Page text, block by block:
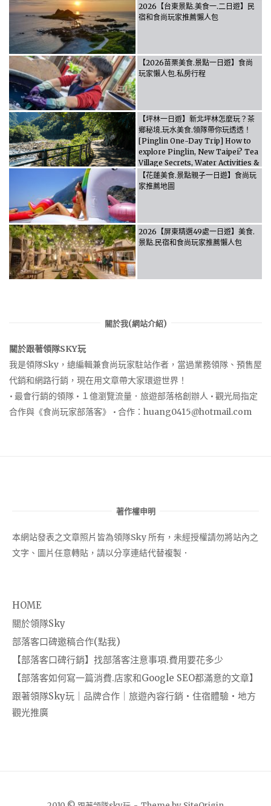
2026【台東景點.美食一.二日遊】民
宿和食尚玩家推薦懶人包
【2026苗栗美食.景點一日遊】食尚
玩家懶人包.私房行程
【坪林一日遊】新北坪林怎麼玩？茶
鄉秘境.玩水美食.領隊帶你玩透透！
[Pinglin One-Day Trip] How to
explore Pinglin, New Taipei? Tea
Village Secrets, Water Activities &
Food, Let the guide take you
through it all!
【花蓮美食.景點親子一日遊】食尚玩
家推薦地圖
2026【屏東精選49處一日遊】美食.
景點.民宿和食尚玩家推薦懶人包
關於我(網站介紹)
關於跟著領隊SKY玩
我是領隊Sky，總編輯兼食尚玩家駐站作者，當過業務領隊、預售屋
代銷和網路行銷，現在用文章帶大家環遊世界！
• 最會行銷的領隊 • １億瀏覽流量．旅遊部落格創辦人 • 觀光局指定
合作與《食尚玩家部落客》 • 合作： huang0415@hotmail.com
著作權申明
本網站發表之文章照片皆為領隊Sky 所有，未經授權請勿將站內之
文字、圖片任意轉貼，請以分享連結代替複製．
HOME
關於領隊Sky
部落客口碑邀稿合作(點我)
【部落客口碑行銷】找部落客注意事項.費用要花多少
【部落客如何寫一篇消費.店家和Google SEO都滿意的文章】
跟著領隊Sky玩｜品牌合作｜旅遊內容行銷・住宿體驗・地方
觀光推廣